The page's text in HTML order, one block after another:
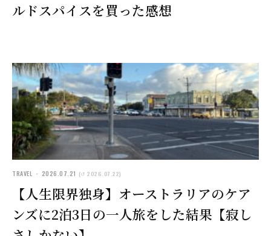
ルドスパイスを買った感想
TRAVEL ・ 2026.07.21 (↺ 2026.07.22)
【人生限界独身】オーストラリアのケア
ンズに2泊3日の一人旅をした結果【寂し